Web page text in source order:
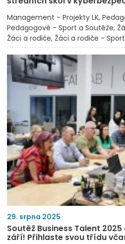
Management - Projekty LK
Pedagogové - Sport a Soutěže
Žáci a rodiče Žáci a rodiče -
29. srpna 2025
Soutěž Business Talent
září! Přihlaste svou třídu